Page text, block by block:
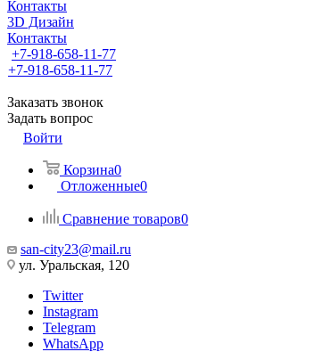
Контакты
3D Дизайн
Контакты
+7-918-658-11-77
+7-918-658-11-77
Заказать звонок
Задать вопрос
Войти
Корзина0
Отложенные0
Сравнение товаров0
san-city23@mail.ru
ул. Уральская, 120
Twitter
Instagram
Telegram
WhatsApp